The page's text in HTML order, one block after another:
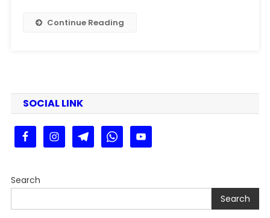
Retro
Continue Reading
SOCIAL LINK
Search
Search